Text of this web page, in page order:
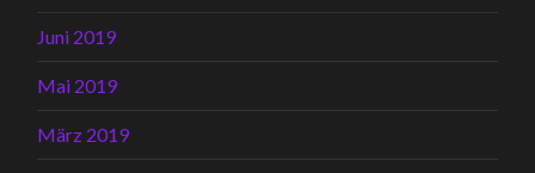
Juni 2019
Mai 2019
März 2019